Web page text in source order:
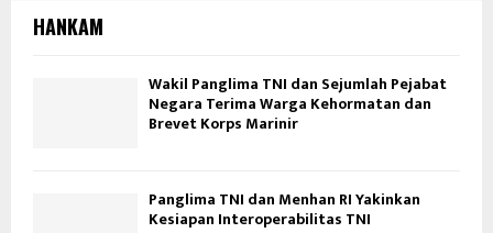
HANKAM
Wakil Panglima TNI dan Sejumlah Pejabat
Negara Terima Warga Kehormatan dan
Brevet Korps Marinir
Panglima TNI dan Menhan RI Yakinkan
Kesiapan Interoperabilitas TNI